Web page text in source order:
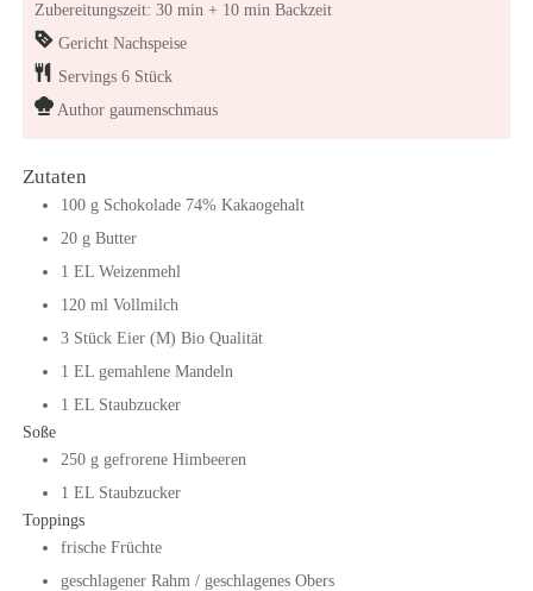
Zubereitungszeit: 30 min + 10 min Backzeit
Gericht Nachspeise
Servings 6 Stück
Author gaumenschmaus
Zutaten
100 g Schokolade 74% Kakaogehalt
20 g Butter
1 EL Weizenmehl
120 ml Vollmilch
3 Stück Eier (M) Bio Qualität
1 EL gemahlene Mandeln
1 EL Staubzucker
Soße
250 g gefrorene Himbeeren
1 EL Staubzucker
Toppings
frische Früchte
geschlagener Rahm / geschlagenes Obers